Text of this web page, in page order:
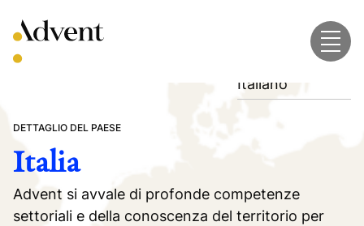
to
content
Italiano
DETTAGLIO DEL PAESE
Italia
Advent si avvale di profonde competenze
settoriali e della conoscenza del territorio per